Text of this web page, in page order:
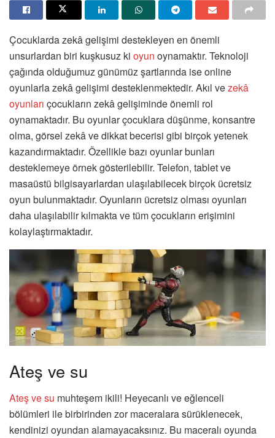
Çocuklarda zekâ gelişimi destekleyen en önemli
unsurlardan biri kuşkusuz ki oyun oynamaktır. Teknoloji
çağında olduğumuz günümüz şartlarında ise online
oyunlarla zekâ gelişimi desteklenmektedir. Akıl vezekâ
oyunları çocukların zekâ gelişiminde önemli rol
oynamaktadır. Bu oyunlar çocuklara düşünme, konsantre
olma, görsel zekâ ve dikkat becerisi gibi birçok yetenek
kazandırmaktadır. Özellikle bazı oyunlar bunları
desteklemeye örnek gösterilebilir. Telefon, tablet ve
masaüstü bilgisayarlardan ulaşılabilecek birçok ücretsiz
oyun bulunmaktadır. Oyunların ücretsiz olması oyunları
daha ulaşılabilir kılmakta ve tüm çocukların erişimini
kolaylaştırmaktadır.
Ateş ve su
Ateş ve su muhteşem ikili! Heyecanlı ve eğlenceli
bölümleri ile birbirinden zor maceralara sürüklenecek,
kendinizi oyundan alamayacaksınız. Bu maceralı oyunda